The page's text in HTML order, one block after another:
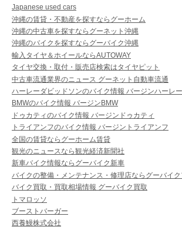
Japanese used cars
沖縄の賃貸・不動産を探すならグーホーム
沖縄の中古車を探すならグーネット沖縄
沖縄のバイクを探すならグーバイク沖縄
輸入タイヤ＆ホイールならAUTOWAY
タイヤ交換・取付・販売店検索はタイヤピット
中古車流通業界のニュース グーネット自動車流通
ハーレーダビッドソンのバイク情報 バージンハーレー
BMWのバイク情報 バージンBMW
ドゥカティのバイク情報 バージンドゥカティ
トライアンフのバイク情報 バージントライアンフ
全国の賃貸ならグーホーム賃貸
観光のニュースなら観光経済新聞社
新車バイク情報ならグーバイク新車
バイクの整備・メンテナンス・修理店ならグーバイ
バイク買取・買取相場情報 グーバイク買取
トマロッソ
ブーストバーガー
西養鰻株式会社